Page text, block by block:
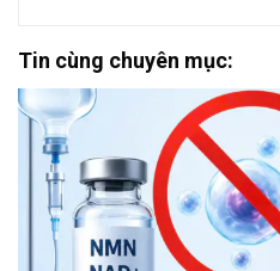
Tin cùng chuyên mục: